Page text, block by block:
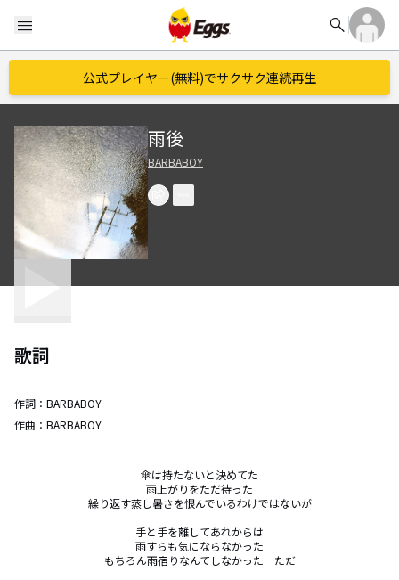
menu search
公式プレイヤー(無料)でサクサク連続再生
雨後
BARBABOY
歌詞
作詞： BARBABOY
作曲： BARBABOY
傘は持たないと決めてた
雨上がりをただ待った
繰り返す蒸し暑さを恨んでいるわけではないが
手と手を離してあれからは
雨すらも気にならなかった
もちろん雨宿りなんてしなかった　ただ